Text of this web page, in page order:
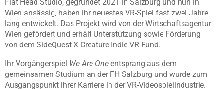
Flat Head Studio, gegründet 2021 in Salzburg und nun in
Wien ansässig, haben ihr neuestes VR-Spiel fast zwei Jahre
lang entwickelt. Das Projekt wird von der Wirtschaftsagentur
Wien gefördert und erhält Unterstützung sowie Förderung
von dem SideQuest X Creature Indie VR Fund.
Ihr Vorgängerspiel We Are One entsprang aus dem
gemeinsamen Studium an der FH Salzburg und wurde zum
Ausgangspunkt ihrer Karriere in der VR-Videospielindustrie.